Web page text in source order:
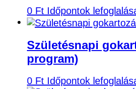
0 Ft Időpontok
Születésnapi
program)
0 Ft Időpontok